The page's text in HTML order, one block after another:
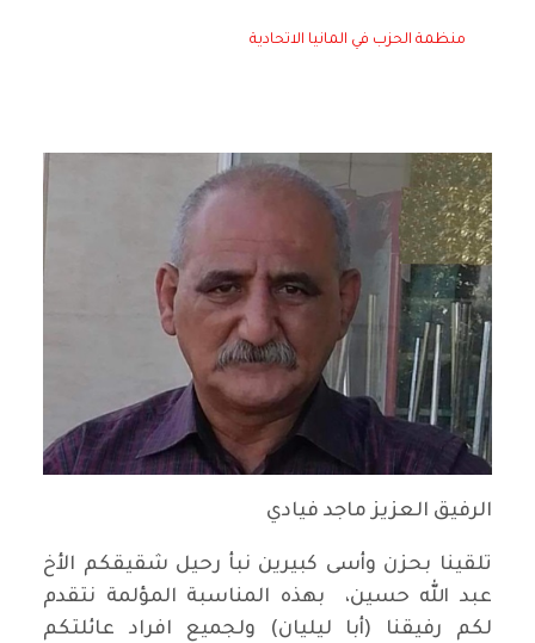
منظمة الحزب في المانيا الاتحادية
الرفيق العزيز ماجد فيادي
تلقينا بحزن وأسى كبيرين نبأ رحيل شقيقكم الأخ
عبد الله حسين،‎ ‏ بهذه المناسبة المؤلمة نتقدم
لكم رفيقنا (أبا ليليان) ولجميع افراد عائلتكم